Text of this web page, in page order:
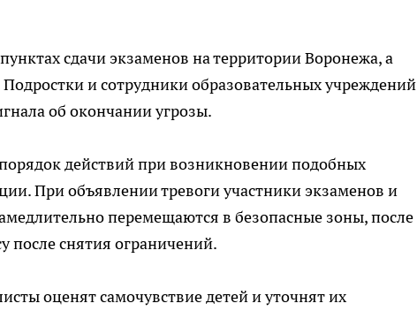
сдачи экзаменов на территории Воронежа, а
и сотрудники образовательных учреждений
об окончании угрозы.
действий при возникновении подобных
При объявлении тревоги участники экзаменов и
перемещаются в безопасные зоны, после
после снятия ограничений.
оценят самочувствие детей и уточнят их